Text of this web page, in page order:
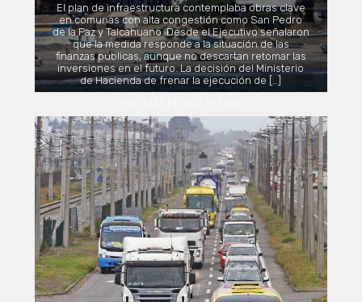
El plan de infraestructura contemplaba obras clave
en comunas con alta congestión como San Pedro
de la Paz y Talcahuano. Desde el Ejecutivo señalaron
que la medida responde a la situación de las
finanzas públicas, aunque no descartan retomar las
inversiones en el futuro. La decisión del Ministerio
de Hacienda de frenar la ejecución de […]